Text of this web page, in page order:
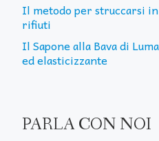
Il metodo per struccarsi
rifiuti
Il Sapone alla Bava di
ed elasticizzante
PARLA CON NOI